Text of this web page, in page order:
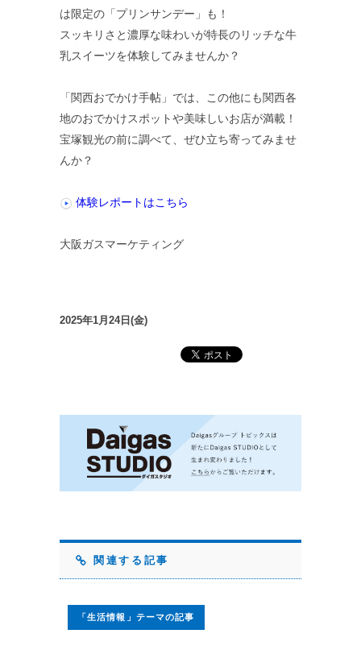
は限定の「プリンサンデー」も！
スッキリさと濃厚な味わいが特長のリッチな牛
乳スイーツを体験してみませんか？
「関西おでかけ手帖」では、この他にも関西各
地のおでかけスポットや美味しいお店が満載！
宝塚観光の前に調べて、ぜひ立ち寄ってみませ
んか？
体験レポートはこちら
大阪ガスマーケティング
2025年1月24日(金)
関連する記事
「生活情報」テーマの記事